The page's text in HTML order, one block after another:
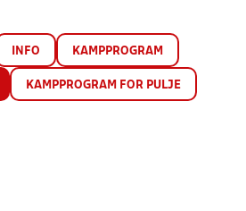
INFO KAMPPROGRAM
KAMPPROGRAM FOR PULJE